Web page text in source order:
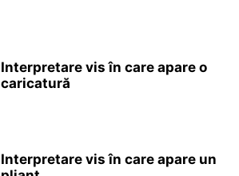
Interpretare vis în care apare o
caricatură
Interpretare vis în care apare un